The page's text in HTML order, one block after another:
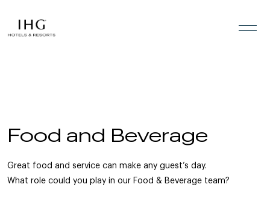
Food and Beverage
Great food and service can make any guest’s day.
What role could you play in our Food & Beverage team?